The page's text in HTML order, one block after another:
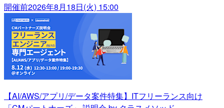
開催前2026年8月18日(火) 15:00
【AI/AWS/アプリ/データ案件特集】ITフリーランス向け